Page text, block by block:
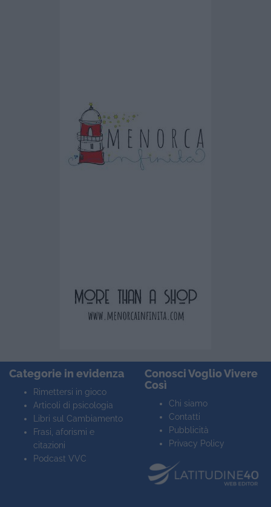
Categorie in evidenza
Rimettersi in gioco
Articoli di psicologia
Libri sul Cambiamento
Frasi, aforismi e
citazioni
Podcast VVC
Conosci Voglio Vivere
Così
Chi siamo
Contatti
Pubblicità
Privacy Policy